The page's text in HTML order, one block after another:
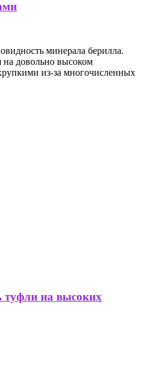
минерала берилла.
на довольно высоком
из-за многочисленных
туфли на высоких